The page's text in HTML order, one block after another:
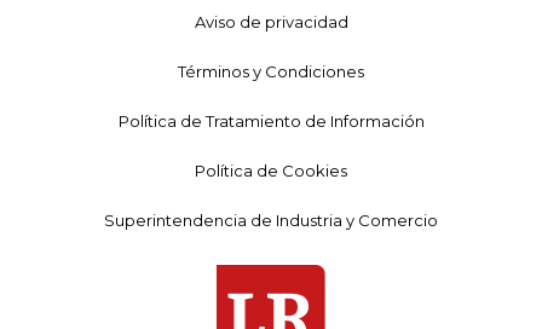
Aviso de privacidad
Términos y Condiciones
Política de Tratamiento de Información
Política de Cookies
Superintendencia de Industria y Comercio